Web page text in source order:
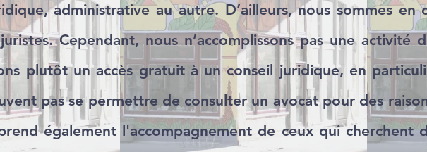
administrative au autre. D’ailleurs, nous sommes en
Cependant, nous n’accomplissons pas une activité
plutôt un accès gratuit à un conseil juridique, en
pas se permettre de consulter un avocat pour des
également l'accompagnement de ceux qui cherchent